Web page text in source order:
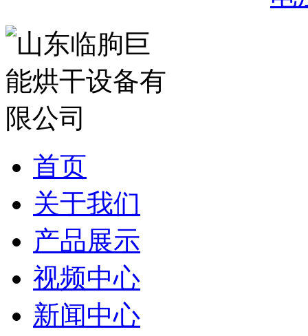
首页
关于我们
产品展示
视频中心
新闻中心